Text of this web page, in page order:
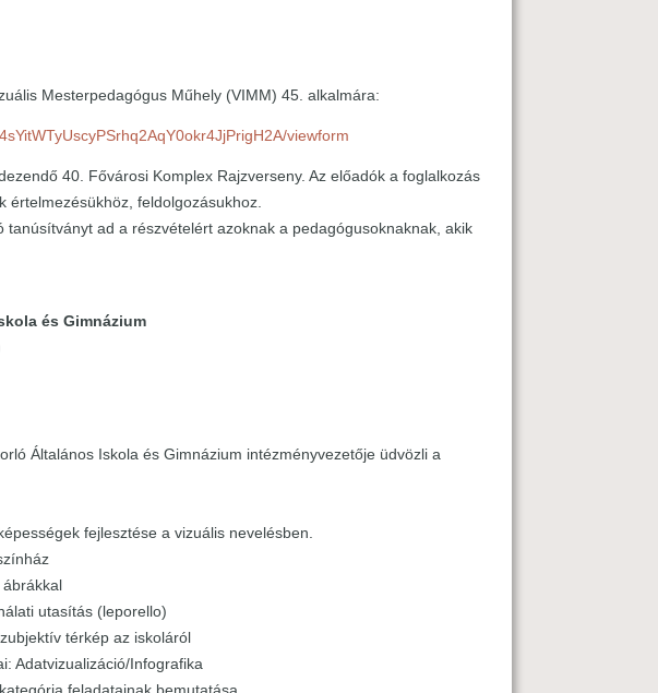
Mesterpedagógus Műhely (VIMM) 45. alkalmára:
viewform
40. Fővárosi Komplex Rajzverseny. Az előadók a foglalkozás
értelmezésükhöz, feldolgozásukhoz.
ad a részvételért azoknak a pedagógusoknaknak, akik
és Gimnázium
Általános Iskola és Gimnázium intézményvezetője üdvözli a
fejlesztése a vizuális nevelésben.
utasítás (leporello)
térkép az iskoláról
Adatvizualizáció/Infografika